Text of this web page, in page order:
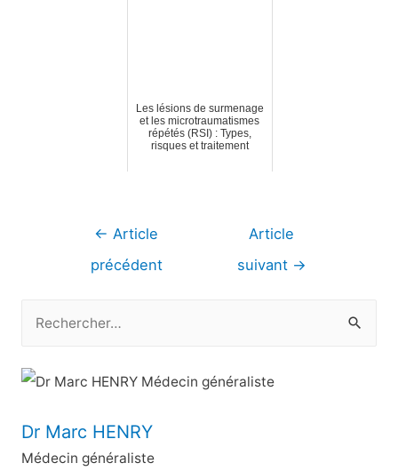
Les lésions de surmenage
et les microtraumatismes
répétés (RSI) : Types,
risques et traitement
Navigation
← Article
précédent
Article
suivant →
c
e
r
Dr Marc HENRY
Médecin généraliste